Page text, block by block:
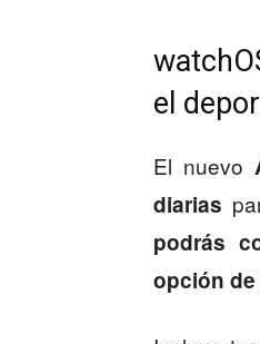
el
El nuevo
diarias
podrás
opción de